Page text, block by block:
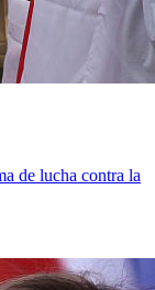
de lucha contra la